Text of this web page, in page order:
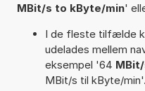
MBit/s to kByte/min'
I de fleste tilfælde
udelades mellem
eksempel '64
MBit/s til kByte/min'.